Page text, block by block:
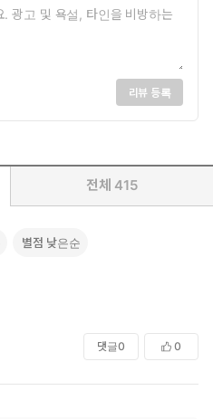
리뷰 등록
전체 415
별점 낮은순
댓글0 0